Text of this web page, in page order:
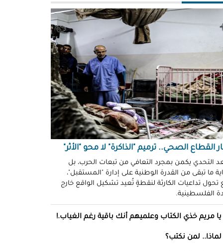
والتربة!
الله التركماني ورشا فرحات
وضحكوا".. انتهاكات جنسية
في سجون "إسرائيل"!
طولكرم بين وعود الإغاثة وواقع
سلامة
الشُّهود.. نهجٌ "إسرائيلي"
من العقاب!
توفيق
"الشبح" بغزة.. هويّات تُكشف
مرة!
قاتلة.. مضادات حيوية في قِطع
كريم"!
القطاع الصحي.. ترميم "الذاكرة" لا محو "الأثر"
التحدي يكمن بمجرد التعافي من تبعات الحرب، بل
ما تبقى من القدرة الوطنية على إدارة "المستقبل"،
تحول تداعيات الكارثة لنقطةٍ تُعيد تشكيل الواقع خارج
الفلسطينية.
يا مريم خذي الكتاب وعلميهم أنك باقية رغم الغياب.!
لماذا.. لمن نكتب؟